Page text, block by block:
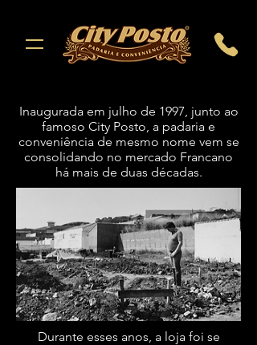
Inaugurada em julho de 1997, junto ao
famoso City Posto, a padaria e
conveniência de mesmo nome vem se
consolidando no mercado Francano
há mais de duas décadas.
Durante esses anos, a loja foi se